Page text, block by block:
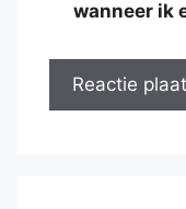
wanneer ik